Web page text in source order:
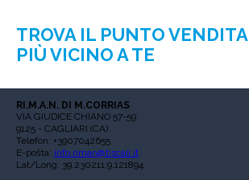
TROVA IL PUNTO VENDITA
PIÙ VICINO A TE
RI.M.A.N. DI M.CORRIAS
VIA GIUDICE CHIANO 57-59
9125 - CAGLIARI (CA)
Telefon: +3907042655
E-pošta: info.riman@tiscali.it
Lat/Long: 39.230211,9.121894